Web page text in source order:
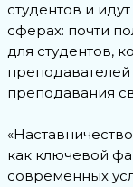
студентов и
сферах: почти
для студентов,
преподавания
как ключевой
современных